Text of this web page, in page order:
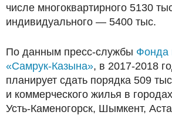
числе многоквартирного 5130
индивидуального — 5400 тыс.
По данным пресс-службы Фонда
«Самрук-Казына», в 2017-2018
планирует сдать порядка 509
и коммерческого жилья в
Усть-Каменогорск, Шымкент,